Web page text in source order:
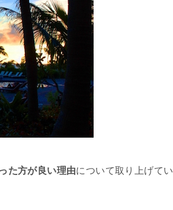
た方が良い理由について取り上げてい